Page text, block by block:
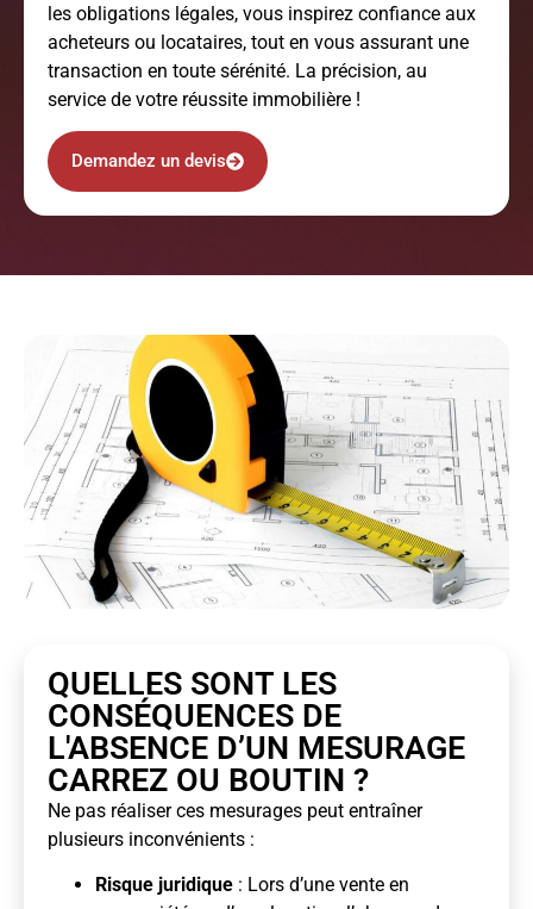
les obligations légales, vous inspirez confiance aux
acheteurs ou locataires, tout en vous assurant une
transaction en toute sérénité. La précision, au
service de votre réussite immobilière !
Demandez un devis
QUELLES SONT LES
CONSÉQUENCES DE
L'ABSENCE D’UN MESURAGE
CARREZ OU BOUTIN ?
Ne pas réaliser ces mesurages peut entraîner
plusieurs inconvénients :
Risque juridique : Lors d’une vente en